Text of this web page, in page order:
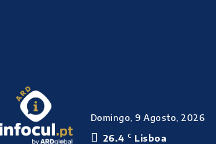
Domingo, 9 Agosto, 2026
26.4 C Lisboa